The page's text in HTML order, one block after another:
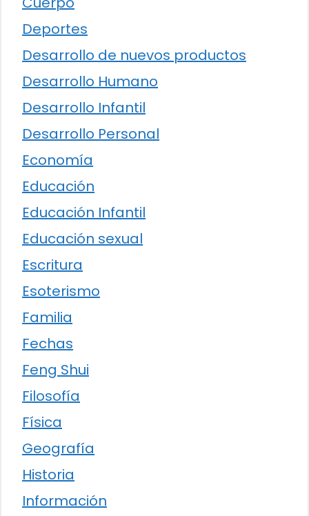
Deportes
Desarrollo de nuevos productos
Desarrollo Humano
Desarrollo Infantil
Desarrollo Personal
Economía
Educación
Educación Infantil
Educación sexual
Escritura
Esoterismo
Familia
Fechas
Feng Shui
Filosofía
Física
Geografía
Historia
Información